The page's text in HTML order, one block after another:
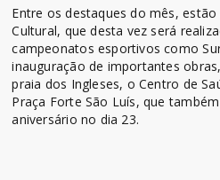
Entre os destaques do mês,
Cultural, que desta vez será
campeonatos esportivos como
inauguração de importantes
praia dos Ingleses, o Centro de
Praça Forte São Luís, que
aniversário no dia 23.